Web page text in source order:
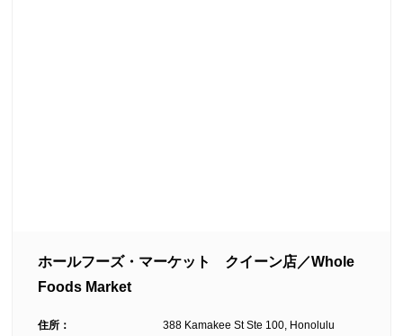
ホールフーズ・マーケット クイーン店／Whole
Foods Market
住所： 388 Kamakee St Ste 100, Honolulu